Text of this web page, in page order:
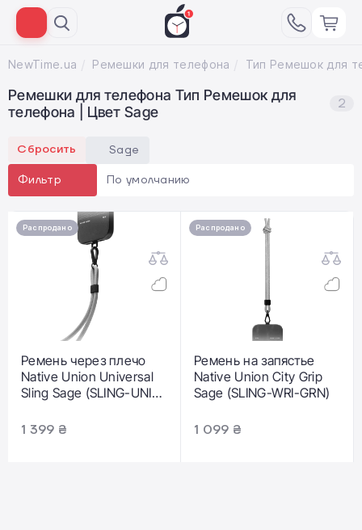
NewTime.ua Ремешки для телефона
Ремешки для телефона Тип Ремешок для
телефона | Цвет Sage
2
Сбросить Sage
Фильтр По умолчанию
Распродано
Ремень через плечо
Native Union Universal
Sling Sage (SLING-UNI-
1 399 ₴
Распродано
Ремень на запястье
Native Union City Grip
Sage (SLING-WRI-GRN)
1 099 ₴